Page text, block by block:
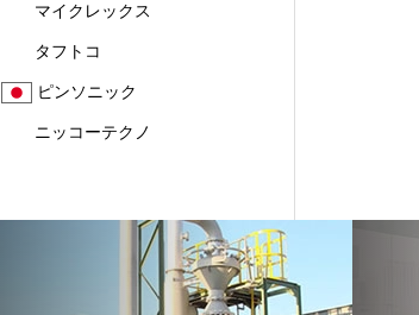
マイクレックス
タフトコ
ピンソニック
ニッコーテクノ